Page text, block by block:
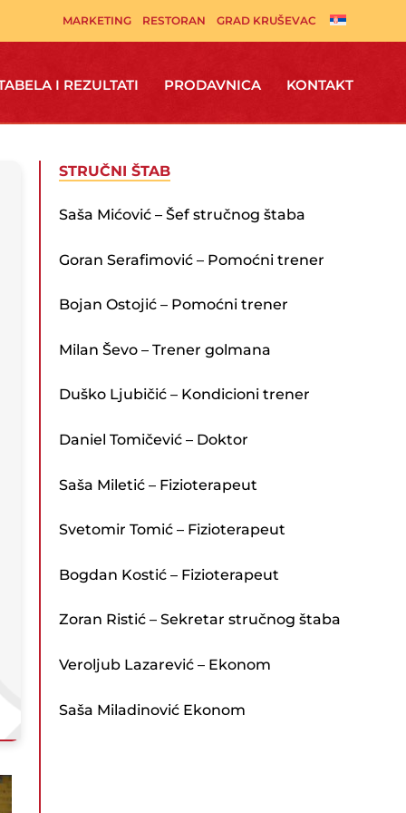
MARKETING RESTORAN GRAD KRUŠEVAC
I REZULTATI PRODAVNICA KONTAKT
STRUČNI ŠTAB
Saša Mićović – Šef stručnog štaba
Goran Serafimović – Pomoćni trener
Bojan Ostojić – Pomoćni trener
Milan Ševo – Trener golmana
Duško Ljubičić – Kondicioni trener
Daniel Tomičević – Doktor
Saša Miletić – Fizioterapeut
Svetomir Tomić – Fizioterapeut
Bogdan Kostić – Fizioterapeut
Zoran Ristić – Sekretar stručnog štaba
Veroljub Lazarević – Ekonom
Saša Miladinović Ekonom